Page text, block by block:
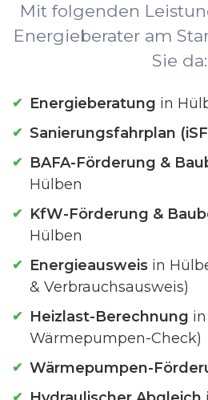
Mit folgenden
Energieberater am
Sie da:
Energieberatung in
Sanierungsfahrplan
BAFA-Förderung &
Hülben
KfW-Förderung &
Hülben
Energieausweis in
& Verbrauchsausweis)
Heizlast-Berechnung
Wärmepumpen-Check)
Wärmepumpen-